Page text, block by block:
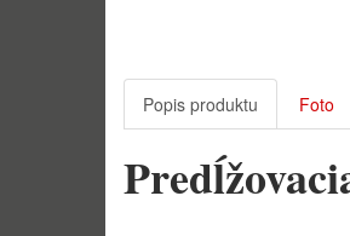
Popis produktu Foto